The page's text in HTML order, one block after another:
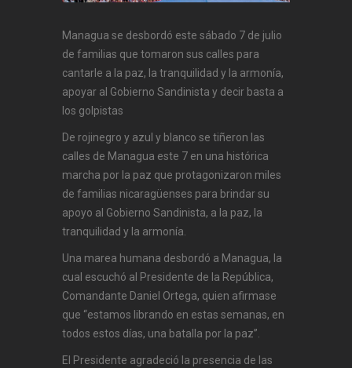
Managua se desbordó este sábado 7 de julio
de familias que tomaron sus calles para
cantarle a la paz, la tranquilidad y la armonía,
apoyar al Gobierno Sandinista y decir basta a
los golpistas
De rojinegro y azul y blanco se tiñeron las
calles de Managua este 7 en una histórica
marcha por la paz que protagonizaron miles
de familias nicaragüenses para brindar su
apoyo al Gobierno Sandinista, a la paz, la
tranquilidad y la armonía.
Una marea humana desbordó a Managua, la
cual escuchó al Presidente de la República,
Comandante Daniel Ortega, quien afirmase
que “estamos librando en estas semanas, en
todos estos días, una batalla por la paz”.
El Presidente agradeció la presencia de las